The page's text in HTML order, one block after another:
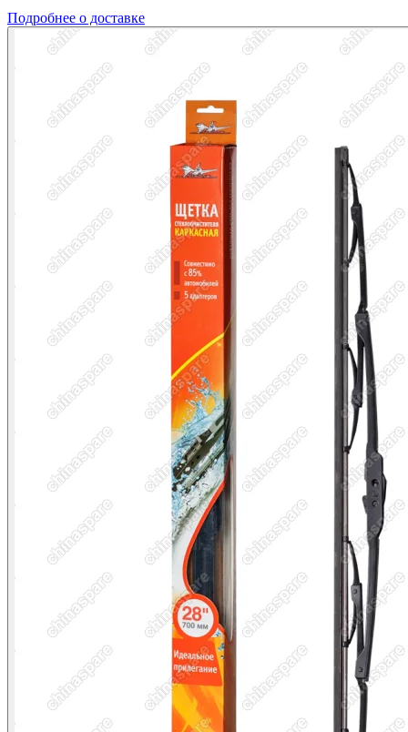
Подробнее о доставке